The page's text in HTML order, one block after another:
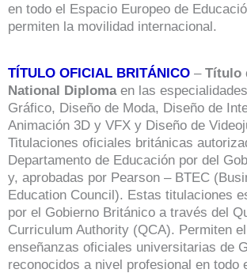
en todo el Espacio Europeo de
permiten la movilidad internacional.
TÍTULO OFICIAL BRITÁNICO – Título
National Diplomaen las
Gráfico, Diseño de Moda, Diseño de
Animación 3D y VFX y Diseño de
Titulaciones oficiales británicas
Departamento de Educación por del
y, aprobadas por Pearson – BTEC
Education Council). Estas titulaciones
por el Gobierno Británico a través del
Curriculum Authority (QCA). Permiten
enseñanzas oficiales universitarias de
reconocidos a nivel profesional en todo